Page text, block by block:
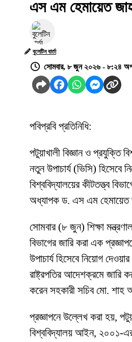
এস এম হেমায়েত
বুলেটিন বার্তা
সোমবার, ৮ জুন ২০২৬ - ৮:২৪
পবিপ্রবি প্রতিনিধি:
পটুয়াখালী বিজ্ঞান ও প্রযুক্তি
নতুন উপাচার্য (ভিসি) হিসেবে
বিশ্ববিদ্যালয়ের কীটতত্ত্ব
অধ্যাপক ড. এস এম হেমায়েত
সোমবার (৮ জুন) শিক্ষা
বিভাগের জারি করা এক
উপাচার্য হিসেবে নিয়োগ
রাষ্ট্রপতির আদেশক্রমে জারি
করেন সহকারী সচিব মো. শাহ
প্রজ্ঞাপনে উল্লেখ করা হয়,
বিশ্ববিদ্যালয় আইন, ২০০১-